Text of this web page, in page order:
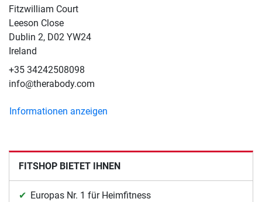
Fitzwilliam Court
Leeson Close
Dublin 2, D02 YW24
Ireland
+35 34242508098
info@therabody.com
Informationen anzeigen
FITSHOP BIETET IHNEN
Europas Nr. 1 für Heimfitness